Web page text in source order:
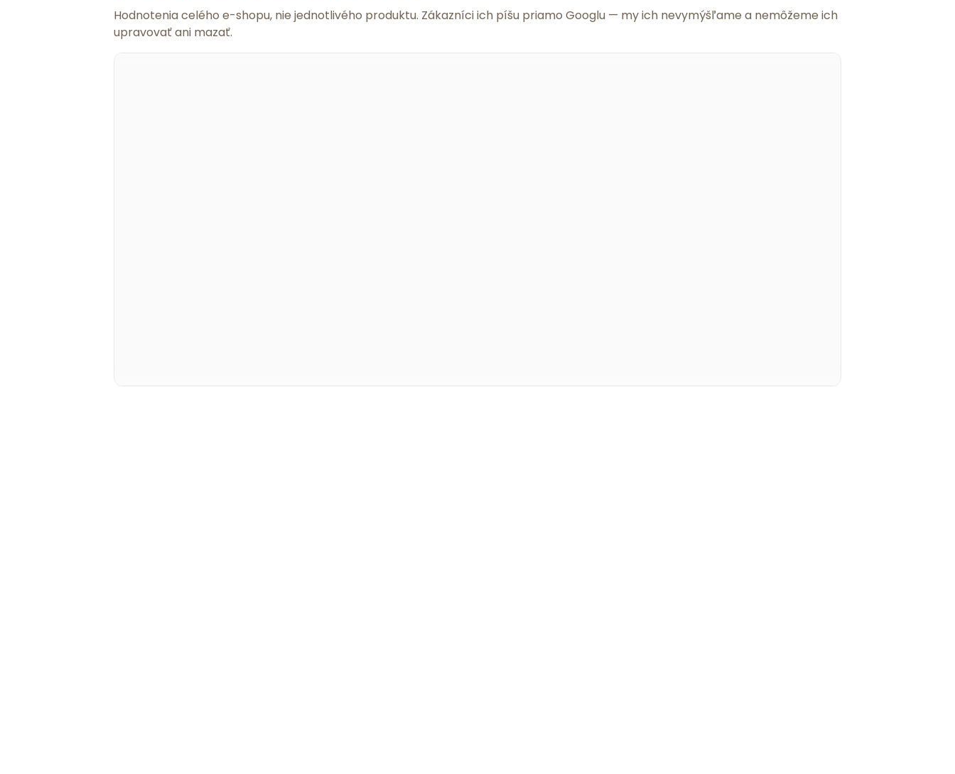
Hodnotenia celého e-shopu, nie jednotlivého produktu. Zákazníci ich píšu priamo Googlu — my ich nevymýšľame a nemôžeme ich
upravovať ani mazať.